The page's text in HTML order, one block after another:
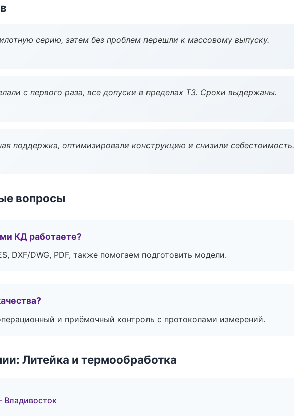
серию, затем без проблем перешли к массовому выпуску.
с первого раза, все допуски в пределах ТЗ. Сроки выдержаны.
поддержка, оптимизировали конструкцию и снизили себестоимость.
вопросы
КД работаете?
DXF/DWG, PDF, также помогаем подготовить модели.
и приёмочный контроль с протоколами измерений.
Литейка и термообработка
Владивосток